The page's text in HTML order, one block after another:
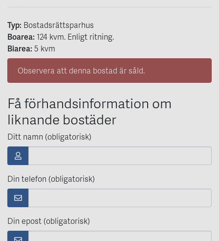
Typ: Bostadsrättsparhus
Boarea: 124 kvm. Enligt ritning.
Biarea: 5 kvm
Observera att denna bostad är såld.
Få förhandsinformation om
liknande bostäder
Ditt namn (obligatorisk)
Din telefon (obligatorisk)
Din epost (obligatorisk)